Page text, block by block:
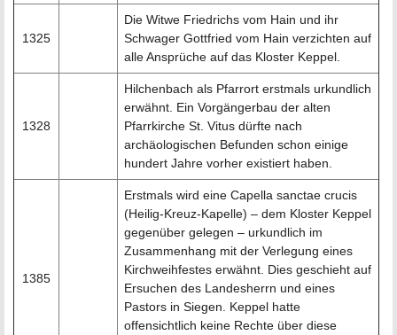
1325
Die Witwe Friedrichs vom Hain und ihr
Schwager Gottfried vom Hain verzichten auf
alle Ansprüche auf das Kloster Keppel.
1328
Hilchenbach als Pfarrort erstmals urkundlich
erwähnt. Ein Vorgängerbau der alten
Pfarrkirche St. Vitus dürfte nach
archäologischen Befunden schon einige
hundert Jahre vorher existiert haben.
1385
Erstmals wird eine Capella sanctae crucis
(Heilig-Kreuz-Kapelle) – dem Kloster Keppel
gegenüber gelegen – urkundlich im
Zusammenhang mit der Verlegung eines
Kirchweihfestes erwähnt. Dies geschieht auf
Ersuchen des Landesherrn und eines
Pastors in Siegen. Keppel hatte
offensichtlich keine Rechte über diese